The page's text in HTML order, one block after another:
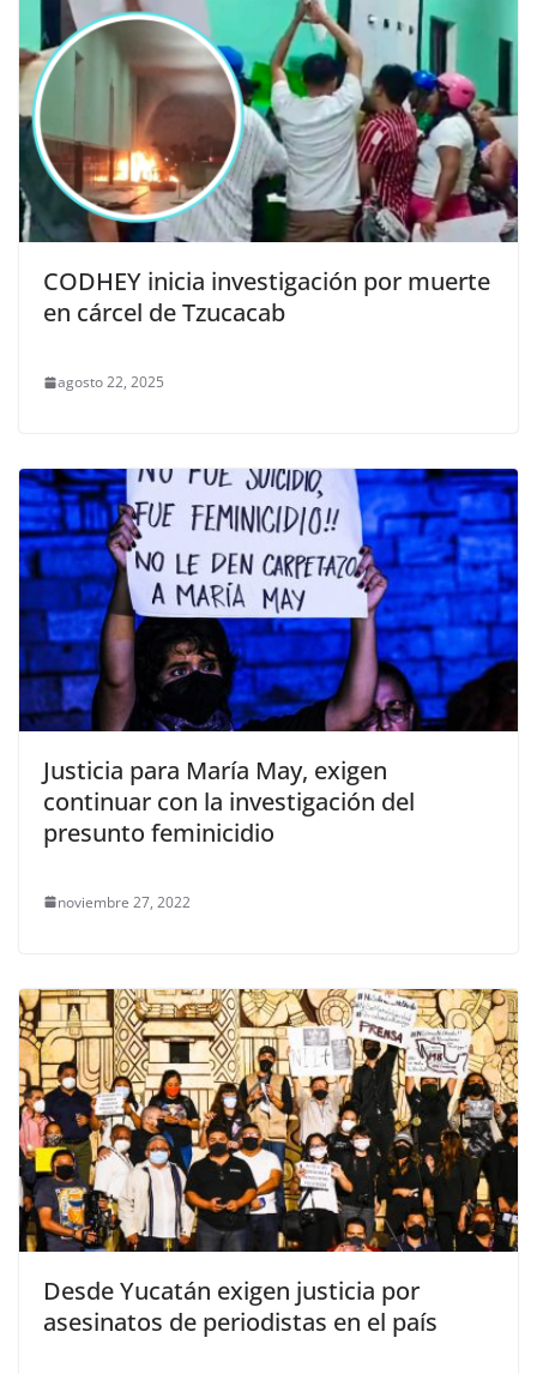
CODHEY inicia investigación por muerte
en cárcel de Tzucacab
agosto 22, 2025
Justicia para María May, exigen
continuar con la investigación del
presunto feminicidio
noviembre 27, 2022
Desde Yucatán exigen justicia por
asesinatos de periodistas en el país